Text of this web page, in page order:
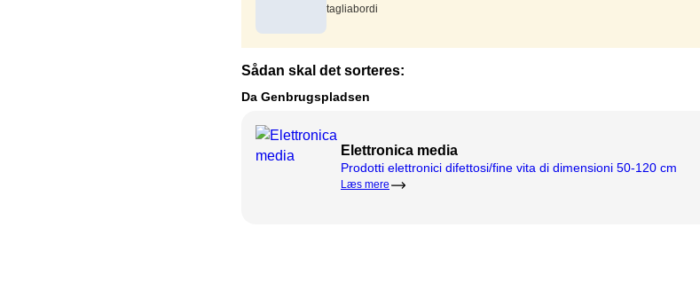
tagliabordi
Sådan skal det sorteres:
Da Genbrugspladsen
Elettronica media
Prodotti elettronici difettosi/fine vita di dimensioni 50-120 cm
Læs mere